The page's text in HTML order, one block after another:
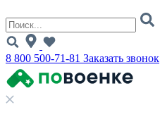
8 800 500-71-81 Заказать звонок